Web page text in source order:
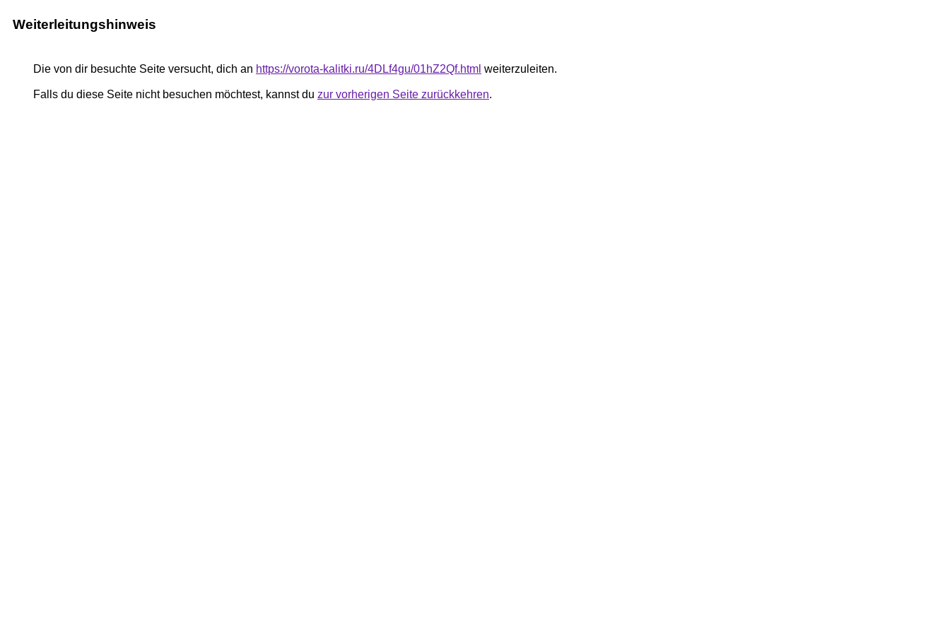
Weiterleitungshinweis
Die von dir besuchte Seite versucht, dich an https://vorota-kalitki.ru/4DLf4gu/01hZ2Qf.html weiterzuleiten.
Falls du diese Seite nicht besuchen möchtest, kannst du zur vorherigen Seite zurückkehren.